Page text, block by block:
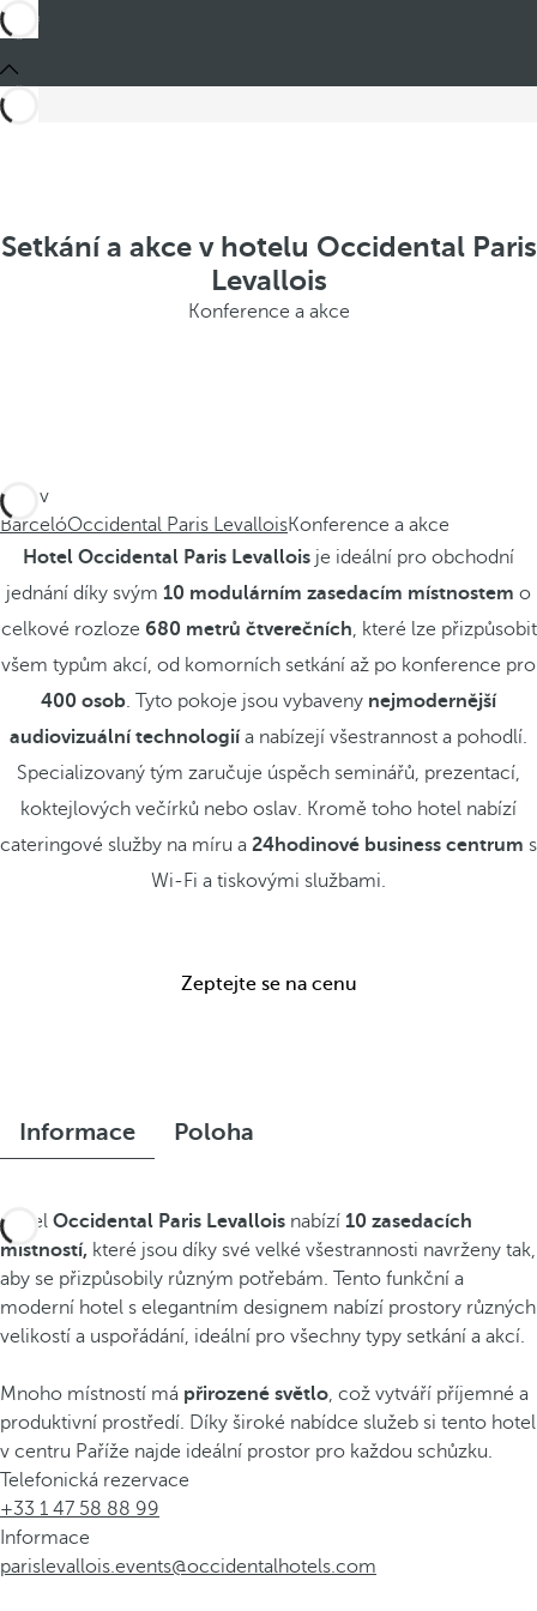
Setkání a akce v hotelu Occidental Paris
Levallois
Konference a akce
Jste v
BarcelóOccidental Paris LevalloisKonference a akce
Hotel Occidental Paris Levallois je ideální pro obchodní
jednání díky svým 10 modulárním zasedacím místnostem o
celkové rozloze 680 metrů čtverečních, které lze přizpůsobit
všem typům akcí, od komorních setkání až po konference pro
400 osob. Tyto pokoje jsou vybaveny nejmodernější
audiovizuální technologiía nabízejí všestrannost a pohodlí.
Specializovaný tým zaručuje úspěch seminářů, prezentací,
koktejlových večírků nebo oslav. Kromě toho hotel nabízí
cateringové služby na míru a 24hodinové business centrum s
Wi-Fi a tiskovými službami.
Zeptejte se na cenu
Informace Poloha
Hotel Occidental Paris Levallois nabízí 10 zasedacích
místností, které jsou díky své velké všestrannosti navrženy tak,
aby se přizpůsobily různým potřebám. Tento funkční a
moderní hotel s elegantním designem nabízí prostory různých
velikostí a uspořádání, ideální pro všechny typy setkání a akcí.
Mnoho místností má přirozené světlo, což vytváří příjemné a
produktivní prostředí. Díky široké nabídce služeb si tento hotel
v centru Paříže najde ideální prostor pro každou schůzku.
Telefonická rezervace
+33 1 47 58 88 99
Informace
parislevallois.events@occidentalhotels.com